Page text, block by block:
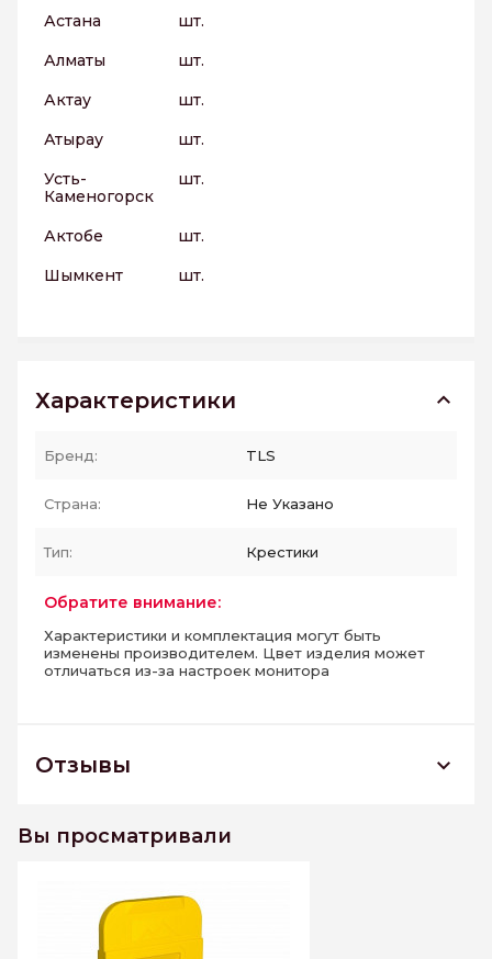
Астана
шт.
Алматы
шт.
Актау
шт.
Атырау
шт.
Усть-
Каменогорск
шт.
Актобе
шт.
Шымкент
шт.
Характеристики
Бренд: TLS
Страна: Не Указано
Тип: Крестики
Обратите внимание:
Характеристики и комплектация могут быть
изменены производителем. Цвет изделия может
отличаться из-за настроек монитора
Отзывы
1 мм 100 шт
Написать отзыв
Вы просматривали